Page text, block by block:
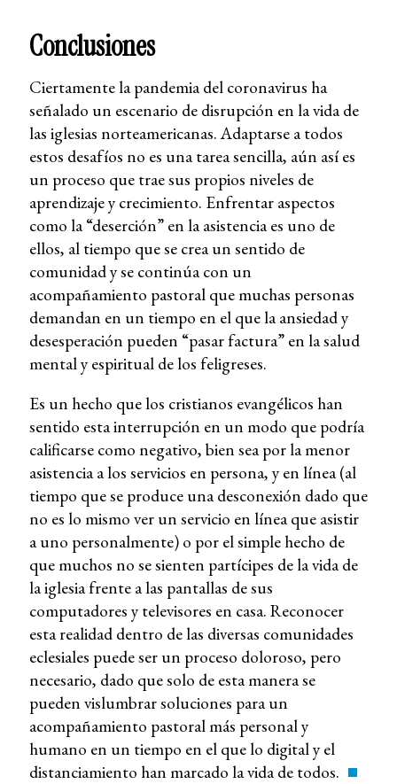
Conclusiones
Ciertamente la pandemia del coronavirus ha
señalado un escenario de disrupción en la vida de
las iglesias norteamericanas. Adaptarse a todos
estos desafíos no es una tarea sencilla, aún así es
un proceso que trae sus propios niveles de
aprendizaje y crecimiento. Enfrentar aspectos
como la “deserción” en la asistencia es uno de
ellos, al tiempo que se crea un sentido de
comunidad y se continúa con un
acompañamiento pastoral que muchas personas
demandan en un tiempo en el que la ansiedad y
desesperación pueden “pasar factura” en la salud
mental y espiritual de los feligreses.
Es un hecho que los cristianos evangélicos han
sentido esta interrupción en un modo que podría
calificarse como negativo, bien sea por la menor
asistencia a los servicios en persona, y en línea (al
tiempo que se produce una desconexión dado que
no es lo mismo ver un servicio en línea que asistir
a uno personalmente) o por el simple hecho de
que muchos no se sienten partícipes de la vida de
la iglesia frente a las pantallas de sus
computadores y televisores en casa. Reconocer
esta realidad dentro de las diversas comunidades
eclesiales puede ser un proceso doloroso, pero
necesario, dado que solo de esta manera se
pueden vislumbrar soluciones para un
acompañamiento pastoral más personal y
humano en un tiempo en el que lo digital y el
distanciamiento han marcado la vida de todos.